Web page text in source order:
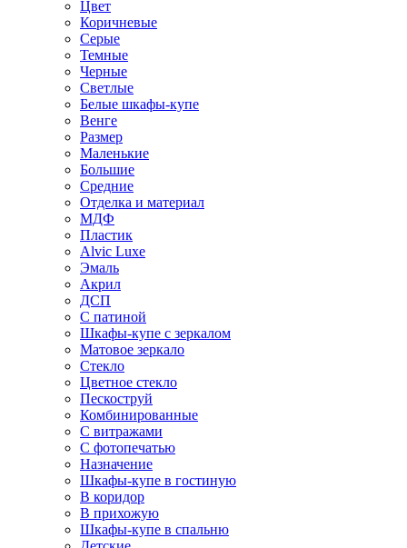
Цвет
Коричневые
Серые
Темные
Черные
Светлые
Белые шкафы-купе
Венге
Размер
Маленькие
Большие
Средние
Отделка и материал
МДФ
Пластик
Alvic Luxe
Эмаль
Акрил
ДСП
С патиной
Шкафы-купе с зеркалом
Матовое зеркало
Стекло
Цветное стекло
Пескоструй
Комбинированные
С витражами
С фотопечатью
Назначение
Шкафы-купе в гостиную
В коридор
В прихожую
Шкафы-купе в спальню